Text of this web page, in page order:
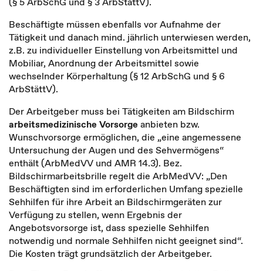
Beschäftigte müssen ebenfalls vor Aufnahme der
Tätigkeit und danach mind. jährlich unterwiesen werden,
z.B. zu individueller Einstellung von Arbeitsmittel und
Mobiliar, Anordnung der Arbeitsmittel sowie
wechselnder Körperhaltung (§ 12 ArbSchG und § 6
ArbStättV).
Der Arbeitgeber muss bei Tätigkeiten am Bildschirm
arbeitsmedizinische Vorsorge anbieten bzw.
Wunschvorsorge ermöglichen, die „eine angemessene
Untersuchung der Augen und des Sehvermögens“
enthält (ArbMedVV und AMR 14.3). Bez.
Bildschirmarbeitsbrille regelt die ArbMedVV: „Den
Beschäftigten sind im erforderlichen Umfang spezielle
Sehhilfen für ihre Arbeit an Bildschirmgeräten zur
Verfügung zu stellen, wenn Ergebnis der
Angebotsvorsorge ist, dass spezielle Sehhilfen
notwendig und normale Sehhilfen nicht geeignet sind“.
Die Kosten trägt grundsätzlich der Arbeitgeber.